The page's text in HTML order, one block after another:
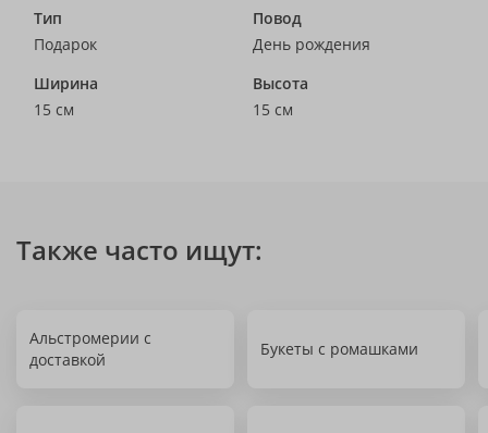
Тип
Подарок
Повод
День рождения
Ширина
15 см
Высота
15 см
Также часто ищут:
Альстромерии с
доставкой
Букеты с ромашками